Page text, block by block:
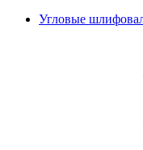
Угловые